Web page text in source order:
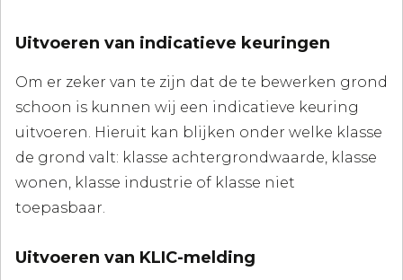
Uitvoeren van indicatieve keuringen
Om er zeker van te zijn dat de te bewerken grond
schoon is kunnen wij een indicatieve keuring
uitvoeren. Hieruit kan blijken onder welke klasse
de grond valt: klasse achtergrondwaarde, klasse
wonen, klasse industrie of klasse niet
toepasbaar.
Uitvoeren van KLIC-melding